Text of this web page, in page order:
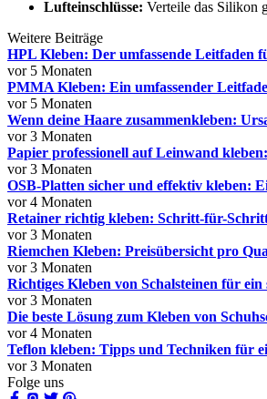
Lufteinschlüsse: Verteile das Silikon
Weitere Beiträge
HPL Kleben: Der umfassende Leitfaden
vor 5 Monaten
PMMA Kleben: Ein umfassender
vor 5 Monaten
Wenn deine Haare zusammenkleben:
vor 3 Monaten
Papier professionell auf Leinwand
vor 3 Monaten
OSB-Platten sicher und effektiv kleben:
vor 4 Monaten
Retainer richtig kleben: Schritt-für-
vor 3 Monaten
Riemchen Kleben: Preisübersicht pro
vor 3 Monaten
Richtiges Kleben von Schalsteinen für ein
vor 3 Monaten
Die beste Lösung zum Kleben von
vor 4 Monaten
Teflon kleben: Tipps und Techniken für
vor 3 Monaten
Folge uns